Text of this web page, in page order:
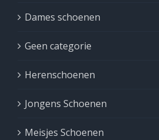
Dames schoenen
Geen categorie
Herenschoenen
Jongens Schoenen
Meisjes Schoenen